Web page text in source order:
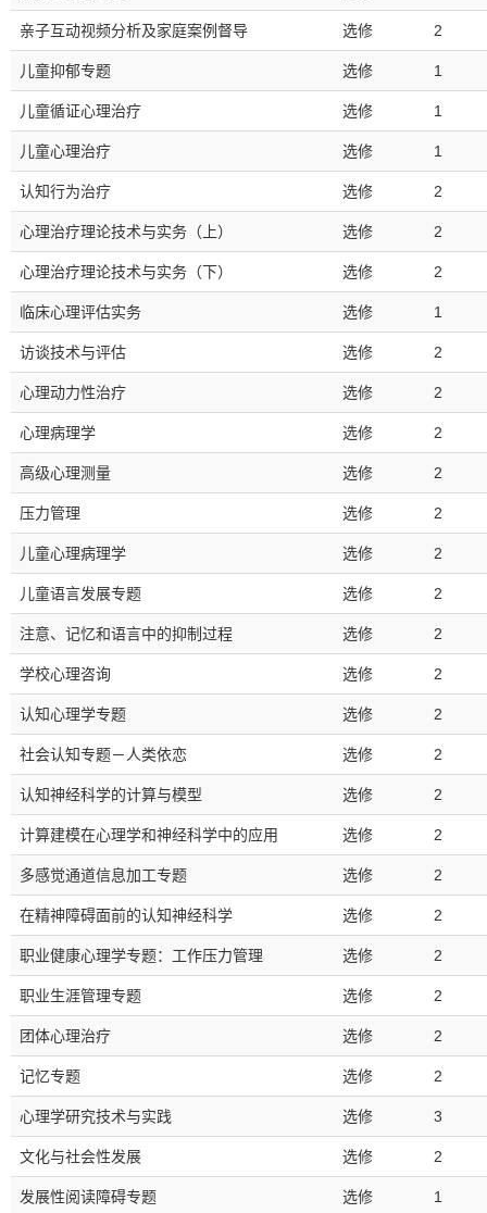
亲子互动视频分析及家庭案例督导 选修 2
儿童抑郁专题 选修 1
儿童循证心理治疗 选修 1
儿童心理治疗 选修 1
认知行为治疗 选修 2
心理治疗理论技术与实务（上） 选修 2
心理治疗理论技术与实务（下） 选修 2
临床心理评估实务 选修 1
访谈技术与评估 选修 2
心理动力性治疗 选修 2
心理病理学 选修 2
高级心理测量 选修 2
压力管理 选修 2
儿童心理病理学 选修 2
儿童语言发展专题 选修 2
注意、记忆和语言中的抑制过程 选修 2
学校心理咨询 选修 2
认知心理学专题 选修 2
社会认知专题－人类依恋 选修 2
认知神经科学的计算与模型 选修 2
计算建模在心理学和神经科学中的应用 选修 2
多感觉通道信息加工专题 选修 2
在精神障碍面前的认知神经科学 选修 2
职业健康心理学专题：工作压力管理 选修 2
职业生涯管理专题 选修 2
团体心理治疗 选修 2
记忆专题 选修 2
心理学研究技术与实践 选修 3
文化与社会性发展 选修 2
发展性阅读障碍专题 选修 1